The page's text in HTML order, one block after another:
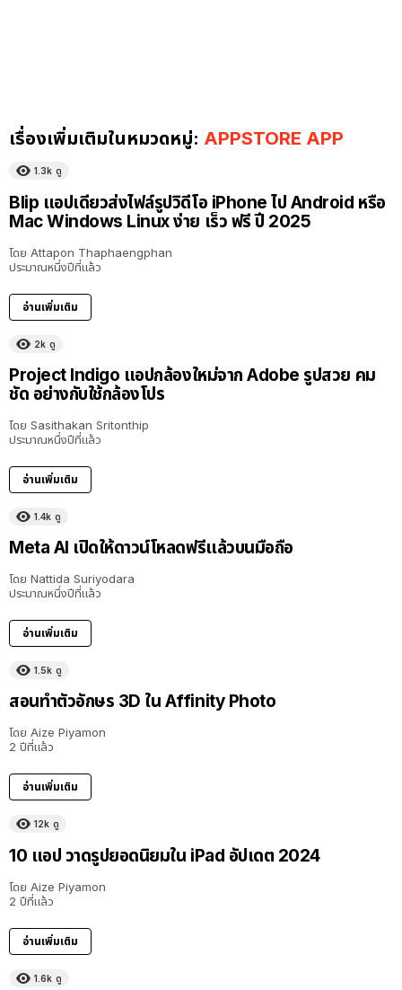
เรื่องเพิ่มเติมในหมวดหมู่: APPSTORE APP
1.3k ดู
Blip แอปเดียวส่งไฟล์รูปวิดีโอ iPhone ไป Android หรือ
Mac Windows Linux ง่าย เร็ว ฟรี ปี 2025
โดย Attapon Thaphaengphan
ประมาณหนึ่งปีที่แล้ว
อ่านเพิ่มเติม
2k ดู
Project Indigo แอปกล้องใหม่จาก Adobe รูปสวย คม
ชัด อย่างกับใช้กล้องโปร
โดย Sasithakan Sritonthip
ประมาณหนึ่งปีที่แล้ว
อ่านเพิ่มเติม
1.4k ดู
Meta AI เปิดให้ดาวน์โหลดฟรีแล้วบนมือถือ
โดย Nattida Suriyodara
ประมาณหนึ่งปีที่แล้ว
อ่านเพิ่มเติม
1.5k ดู
สอนทำตัวอักษร 3D ใน Affinity Photo
โดย Aize Piyamon
2 ปีที่แล้ว
อ่านเพิ่มเติม
12k ดู
10 แอป วาดรูปยอดนิยมใน iPad อัปเดต 2024
โดย Aize Piyamon
2 ปีที่แล้ว
อ่านเพิ่มเติม
1.6k ดู